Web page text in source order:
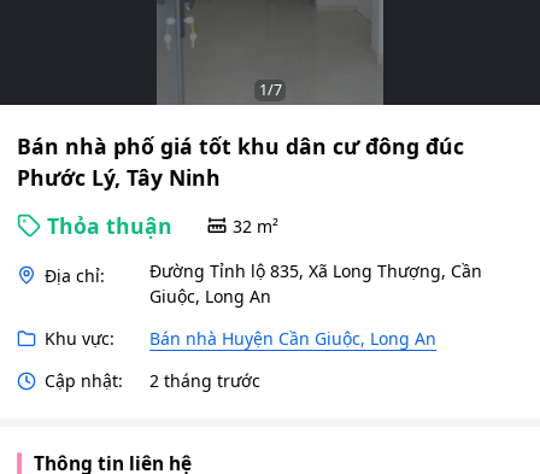
1/7
Bán nhà phố giá tốt khu dân cư đông đúc
Phước Lý, Tây Ninh
Thỏa thuận
32 m²
Địa chỉ:
Đường Tỉnh lộ 835, Xã Long Thượng, Cần
Giuộc, Long An
Khu vực:
Bán nhà Huyện Cần Giuộc, Long An
Cập nhật:
2 tháng trước
Thông tin liên hệ